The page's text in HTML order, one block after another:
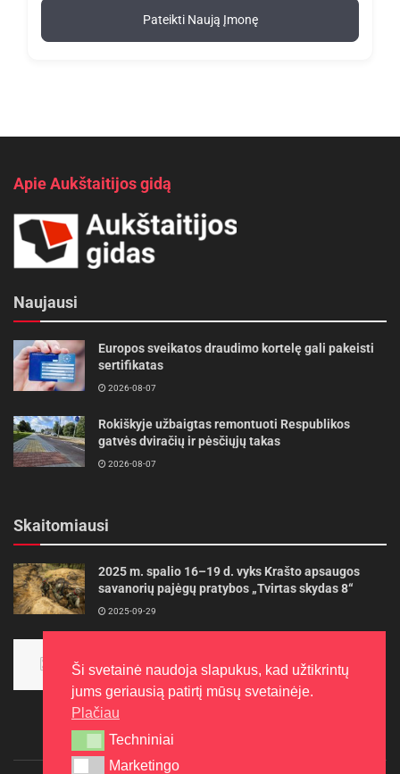
Pateikti Naują Įmonę
Apie Aukštaitijos gidą
Naujausi
Europos sveikatos draudimo kortelę gali pakeisti
sertifikatas
2026-08-07
Rokiškyje užbaigtas remontuoti Respublikos
gatvės dviračių ir pėsčiųjų takas
2026-08-07
Skaitomiausi
2025 m. spalio 16–19 d. vyks Krašto apsaugos
savanorių pajėgų pratybos „Tvirtas skydas 8“
2025-09-29
aukso
2015-10-30
Ši svetainė naudoja slapukus, kad užtikrintų
jums geriausią patirtį mūsų svetainėje.
Plačiau
Techniniai
Techniniai
Marketingo
Marketingo